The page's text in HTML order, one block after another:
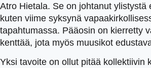
Atro Hietala. Se on johtanut ylistystä
kuten viime syksynä
tapahtumassa. Pääosin on kierretty
kenttää, jota myös muusikot
Yksi tavoite on ollut pitää kollektiivin